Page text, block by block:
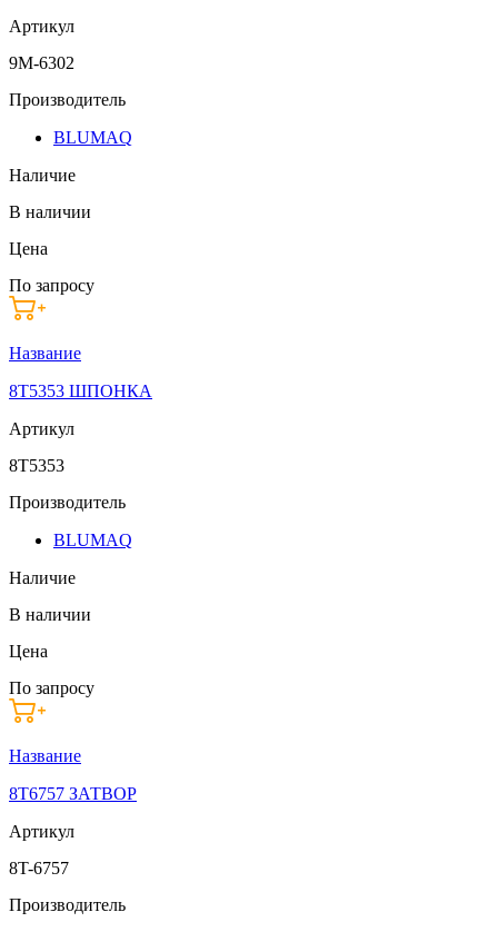
Артикул
9M-6302
Производитель
BLUMAQ
Наличие
В наличии
Цена
По запросу
Название
8T5353 ШПОНКА
Артикул
8T5353
Производитель
BLUMAQ
Наличие
В наличии
Цена
По запросу
Название
8T6757 ЗАТВОР
Артикул
8T-6757
Производитель